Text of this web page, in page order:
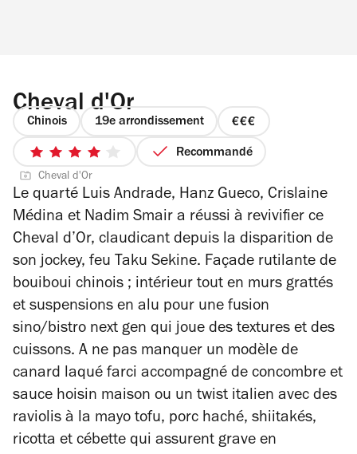
Cheval d'Or
Chinois 19e arrondissement
prix
3
4
4
sur
5
étoiles
Recommandé
Cheval d'Or
Le quarté Luis Andrade, Hanz Gueco, Crislaine
Médina et Nadim Smair a réussi à revivifier ce
Cheval d’Or, claudicant depuis la disparition de
son jockey, feu Taku Sekine. Façade rutilante de
bouiboui chinois ; intérieur tout en murs grattés
et suspensions en alu pour une fusion
sino/bistro next gen qui joue des textures et des
cuissons. A ne pas manquer un modèle de
canard laqué farci accompagné de concombre et
sauce hoisin maison ou un twist italien avec des
raviolis à la mayo tofu, porc haché, shiitakés,
ricotta et cébette qui assurent grave en